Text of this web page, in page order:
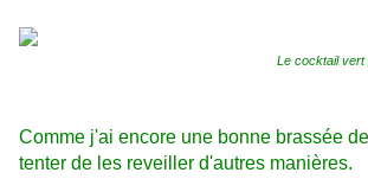
Le cocktail vert
Comme j'ai encore une bonne brassée
tenter de les reveiller d'autres manières.